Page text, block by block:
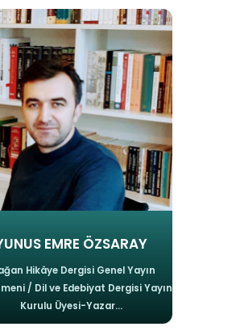
EMRE ÖZSARAY
Hikâye Dergisi Genel Yayın
/ Dil ve Edebiyat Dergisi Yayın
Kurulu Üyesi-Yazar...